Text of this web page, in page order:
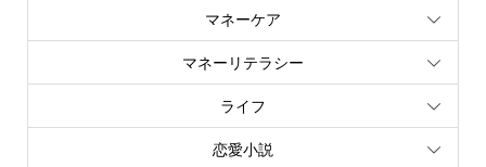
マネーケア
マネーリテラシー
ライフ
恋愛小説